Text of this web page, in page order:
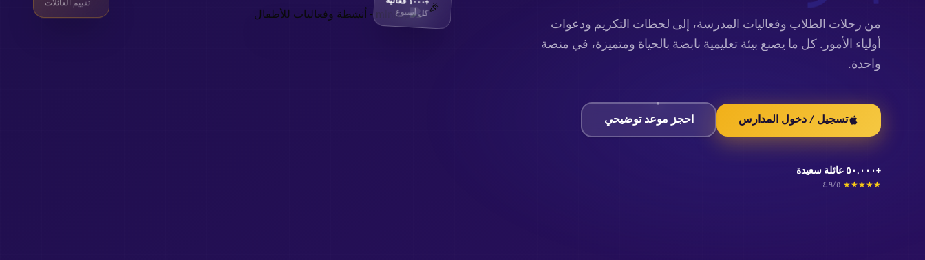
من رحلات الطلاب وفعاليات المدرسة، إلى لحظات التكريم ودعوات
أولياء الأمور. كل ما يصنع بيئة تعليمية نابضة بالحياة ومتميزة، في منصة
واحدة.
تسجيل / دخول المدارس احجز موعد توضيحي
+٥٠,٠٠٠ عائلة سعيدة
★
★
★
★
★ ٤.٩/٥
+١٠٠٠ فعالية
تقييم العائلات